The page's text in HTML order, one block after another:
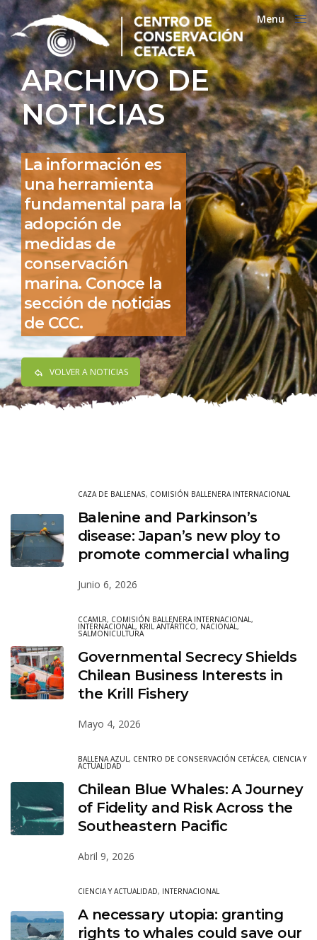
ARCHIVO DE
NOTICIAS
La información es
una herramienta
fundamental para la
adopción de
medidas de
conservación
marina. Conoce la
sección de noticias
de CCC.
VOLVER A NOTICIAS
Menu
Close
CAZA DE BALLENAS, COMISIÓN BALLENERA INTERNACIONAL
Balenine and Parkinson’s
disease: Japan’s new ploy to
promote commercial whaling
Junio 6, 2026
CCAMLR, COMISIÓN BALLENERA INTERNACIONAL,
INTERNACIONAL, KRIL ANTÁRTICO, NACIONAL,
SALMONICULTURA
Governmental Secrecy Shields
Chilean Business Interests in
the Krill Fishery
Mayo 4, 2026
BALLENA AZUL, CENTRO DE CONSERVACIÓN CETÁCEA, CIENCIA Y
ACTUALIDAD
Chilean Blue Whales: A Journey
of Fidelity and Risk Across the
Southeastern Pacific
Abril 9, 2026
CIENCIA Y ACTUALIDAD, INTERNACIONAL
A necessary utopia: granting
rights to whales could save our